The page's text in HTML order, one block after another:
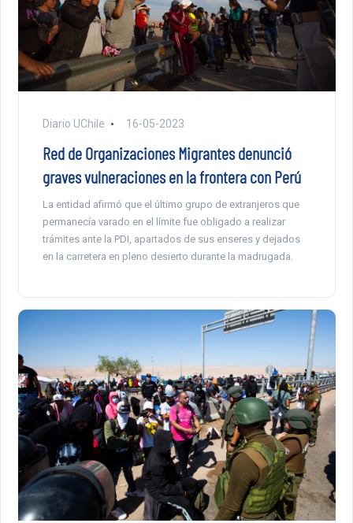
Diario UChile 16-05-2023
Red de Organizaciones Migrantes denunció
graves vulneraciones en la frontera con Perú
La entidad afirmó que el último grupo de extranjeros que
permanecía varado en el límite fue obligado a realizar
trámites ante la PDI, apartados de sus enseres y dejados
en la carretera en pleno desierto durante la madrugada.